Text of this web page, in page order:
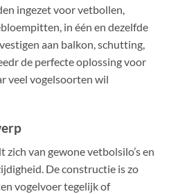
ingezet voor vetbollen,
in één en dezelfde
aan balkon, schutting,
de perfecte oplossing voor
veel vogelsoorten wil
van gewone vetbolsilo’s en
De constructie is zo
vogelvoer tegelijk of